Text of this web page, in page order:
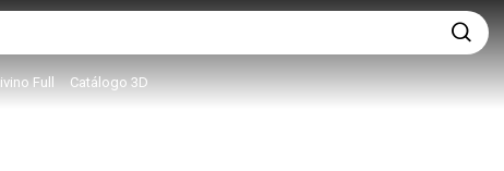
Full Catálogo 3D